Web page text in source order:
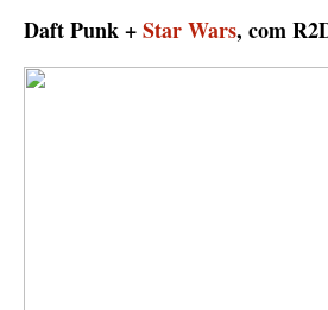
Daft Punk +Star Wars, com